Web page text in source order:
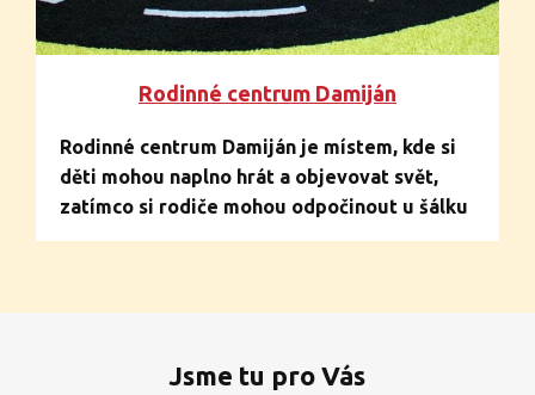
Rodinné centrum Damiján
Rodinné centrum Damiján je místem, kde si
děti mohou naplno hrát a objevovat svět,
zatímco si rodiče mohou odpočinout u šálku
dobré kávy. Centrum nabízí bohaté zázemí
Jsme tu pro Vás